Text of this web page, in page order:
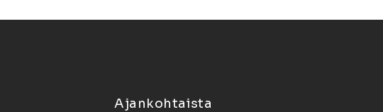
Ajankohtaista